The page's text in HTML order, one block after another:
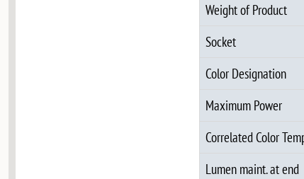
Weight of Product
Socket
Color Designation
Maximum Power
Correlated Color
Lumen maint. at end